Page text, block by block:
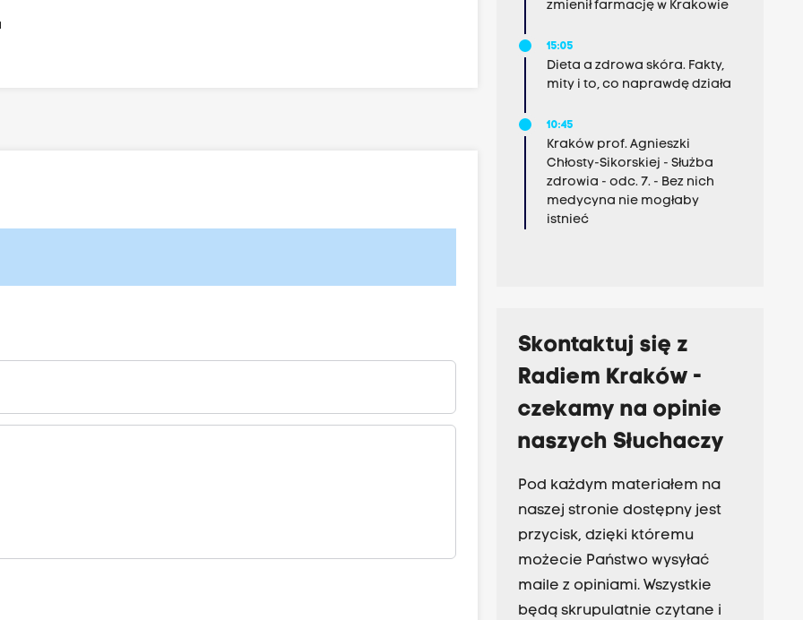
zmienił farmację w Krakowie
15:05
Dieta a zdrowa skóra. Fakty,
mity i to, co naprawdę działa
10:45
Kraków prof. Agnieszki
Chłosty-Sikorskiej - Służba
zdrowia - odc. 7. - Bez nich
medycyna nie mogłaby
istnieć
Skontaktuj się z
Radiem Kraków -
czekamy na opinie
naszych Słuchaczy
Pod każdym materiałem na
naszej stronie dostępny jest
przycisk, dzięki któremu
możecie Państwo wysyłać
maile z opiniami. Wszystkie
będą skrupulatnie czytane i